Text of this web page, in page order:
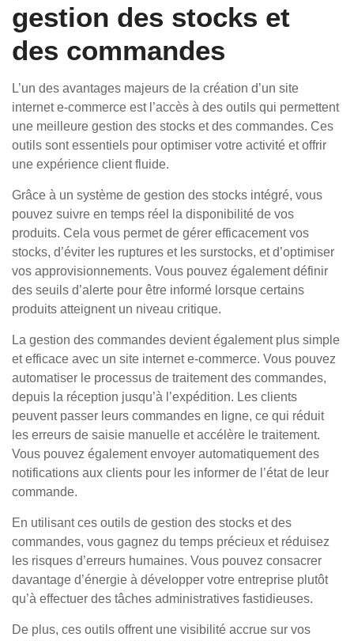
gestion des stocks et
des commandes
L’un des avantages majeurs de la création d’un site
internet e-commerce est l’accès à des outils qui permettent
une meilleure gestion des stocks et des commandes. Ces
outils sont essentiels pour optimiser votre activité et offrir
une expérience client fluide.
Grâce à un système de gestion des stocks intégré, vous
pouvez suivre en temps réel la disponibilité de vos
produits. Cela vous permet de gérer efficacement vos
stocks, d’éviter les ruptures et les surstocks, et d’optimiser
vos approvisionnements. Vous pouvez également définir
des seuils d’alerte pour être informé lorsque certains
produits atteignent un niveau critique.
La gestion des commandes devient également plus simple
et efficace avec un site internet e-commerce. Vous pouvez
automatiser le processus de traitement des commandes,
depuis la réception jusqu’à l’expédition. Les clients
peuvent passer leurs commandes en ligne, ce qui réduit
les erreurs de saisie manuelle et accélère le traitement.
Vous pouvez également envoyer automatiquement des
notifications aux clients pour les informer de l’état de leur
commande.
En utilisant ces outils de gestion des stocks et des
commandes, vous gagnez du temps précieux et réduisez
les risques d’erreurs humaines. Vous pouvez consacrer
davantage d’énergie à développer votre entreprise plutôt
qu’à effectuer des tâches administratives fastidieuses.
De plus, ces outils offrent une visibilité accrue sur vos